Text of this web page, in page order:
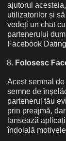
ajutorul
utilizatorilor și
vedeți un chat
partenerului
Facebook
Folosesc
Acest semnal
semne de
partenerul tău
prin preajmă,
lansează
îndoială